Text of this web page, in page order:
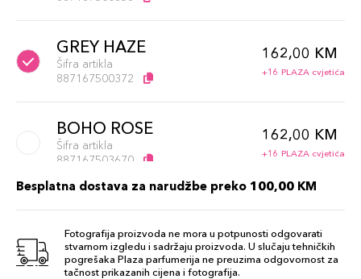
GREY HAZE
Šifra artikla
887167500372
162,00 KM
+16 PLAZA cvjetića
BOHO ROSE
Šifra artikla
887167503670
162,00 KM
+16 PLAZA cvjetića
Šifra artikla
887167503687
+16 PLAZA cvjetića
Besplatna dostava za narudžbe preko 100,00 KM
Fotografija proizvoda ne mora u potpunosti odgovarati
stvarnom izgledu i sadržaju proizvoda. U slučaju tehničkih
pogrešaka Plaza parfumerija ne preuzima odgovornost za
tačnost prikazanih cijena i fotografija.